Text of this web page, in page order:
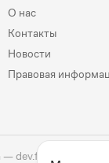
О нас
Контакты
Новости
Правовая
—dev.family